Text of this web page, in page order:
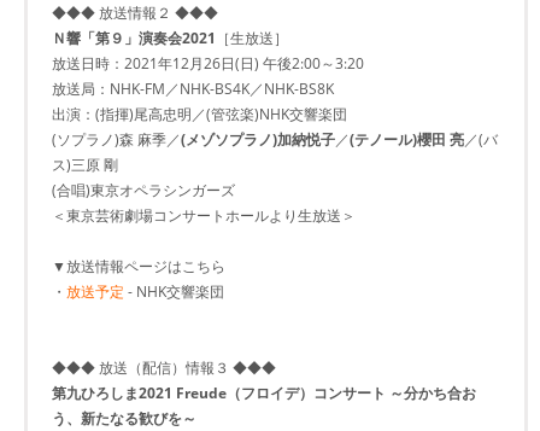
◆◆◆ 放送情報２ ◆◆◆
Ｎ響「第９」演奏会2021 ［生放送］
放送日時：2021年12月26日(日) 午後2:00～3:20
放送局：NHK-FM／NHK-BS4K／NHK-BS8K
出演：(指揮)尾高忠明／(管弦楽)NHK交響楽団
(ソプラノ)森 麻季／(メゾソプラノ)加納悦子／(テノール)櫻田 亮／(バ
ス)三原 剛
(合唱)東京オペラシンガーズ
＜東京芸術劇場コンサートホールより生放送＞
▼放送情報ページはこちら
・ 放送予定 - NHK交響楽団
◆◆◆ 放送（配信）情報３ ◆◆◆
第九ひろしま2021 Freude（フロイデ）コンサート ～分かち合お
う、新たなる歓びを～